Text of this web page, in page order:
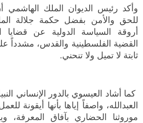
وأكد رئيس الديوان الملك
للحق والأمن بفضل حكمة جلالة
أروقة السياسة الدولية عن قضايا
القضية الفلسطينية والقدس، مشدداً
ثابتة لا تميل ولا تنحني.
كما أشاد العيسوي بالدور الإنساني
العبدالله، واصفاً إياها بأنها أيقونة
موروثنا الحضاري بآفاق المعرفة،